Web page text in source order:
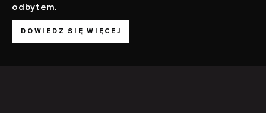
odbytem.
DOWIEDZ SIĘ WIĘCEJ